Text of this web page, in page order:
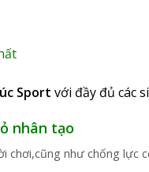
Sport với đầy đủ các
nhân tạo
chơi,cũng như chống lực